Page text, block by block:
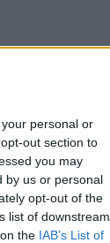
personal or
out section to
you may
by us or personal
opt-out of the
list of downstream
the IAB’s List of